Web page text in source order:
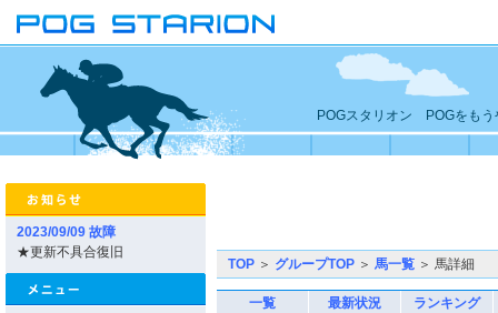
POGスタリオン POGをもう
2023/09/09 故障
★更新不具合復旧
TOP ＞ グループTOP ＞ 馬一覧 ＞ 馬詳細
一覧 最新状況
ランキング